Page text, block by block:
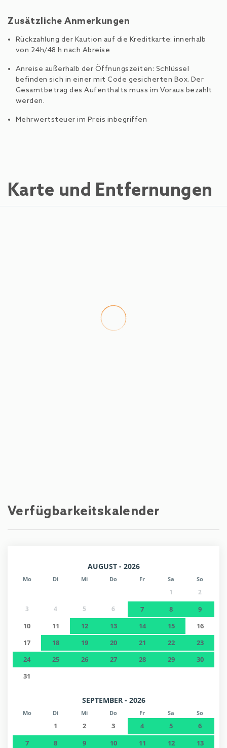
Zusätzliche Anmerkungen
Rückzahlung der Kaution auf die Kreditkarte: innerhalb
von 24h/48 h nach Abreise
Anreise außerhalb der Öffnungszeiten: Schlüssel
befinden sich in einer mit Code gesicherten Box. Der
Gesamtbetrag des Aufenthalts muss im Voraus bezahlt
werden.
Mehrwertsteuer im Preis inbegriffen
Karte und Entfernungen
Verfügbarkeitskalender
AUGUST - 2026
Mo Di Mi Do Fr Sa So
1
2
3
4 5 6 7 8
9
10
11 12 13 14 15
16
17
18 19 20 21 22
23
24
25 26 27 28 29
30
31
SEPTEMBER - 2026
Mo Di Mi Do Fr Sa So
1 2 3 4 5
6
7
8 9 10 11 12
13